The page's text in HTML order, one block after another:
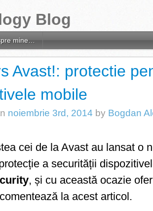
Blog
mine…
Avast!: protectie
mobile
noiembrie 3rd, 2014 by Bogdan
cei de la Avast au lansat o
a securității
, și cu această ocazie
la acest articol.